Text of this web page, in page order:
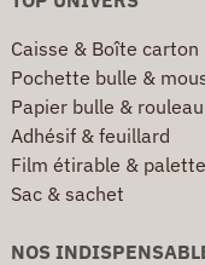
Caisse & Boîte carton
Pochette bulle &
Papier bulle &
Adhésif & feuillard
Film étirable &
Sac & sachet
NOS